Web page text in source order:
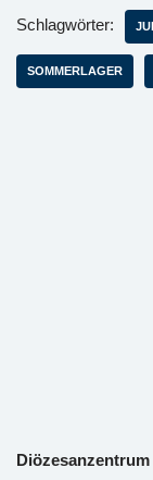
Schlagwörter:
SOMMERLAGER
Diözesanzentrum